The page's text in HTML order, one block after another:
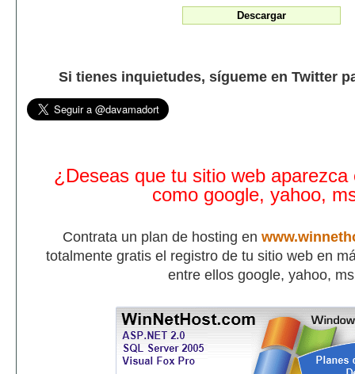
Si tienes inquietudes, sígueme en Twitter
¿Deseas que tu sitio web aparezca
como google, yahoo,
Contrata un plan de hosting en
totalmente gratis el registro de tu sitio web en
entre ellos google, yahoo,